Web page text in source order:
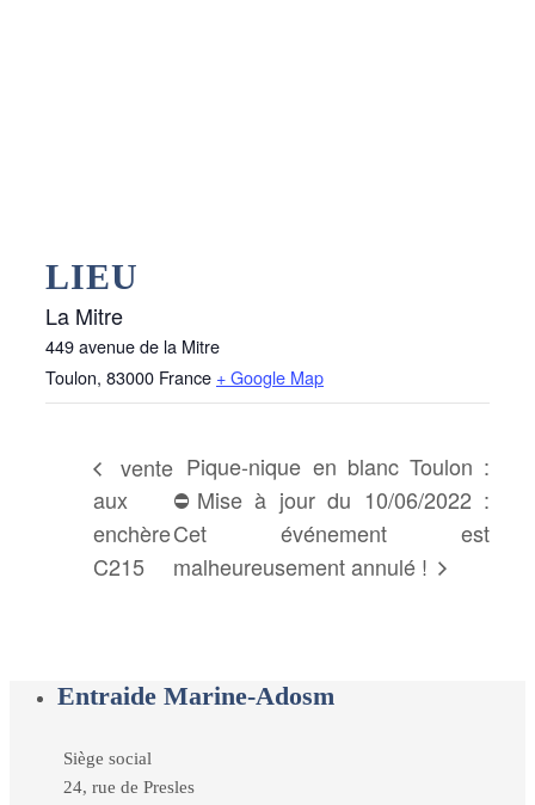
LIEU
La Mitre
449 avenue de la Mitre
Toulon, 83000 France + Google Map
vente
aux
enchère
C215
Pique-nique en blanc Toulon :
⛔️Mise à jour du 10/06/2022 :
Cet événement est
malheureusement annulé !
Entraide Marine-Adosm
Siège social
24, rue de Presles